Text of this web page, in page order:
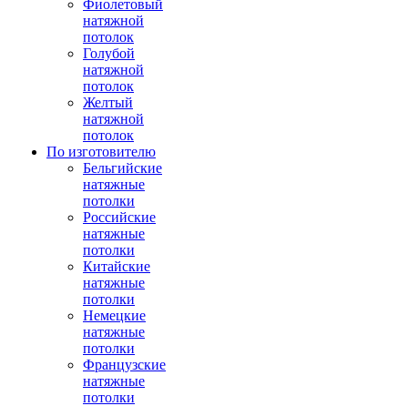
Фиолетовый
натяжной
потолок
Голубой
натяжной
потолок
Желтый
натяжной
потолок
По изготовителю
Бельгийские
натяжные
потолки
Российские
натяжные
потолки
Китайские
натяжные
потолки
Немецкие
натяжные
потолки
Французские
натяжные
потолки